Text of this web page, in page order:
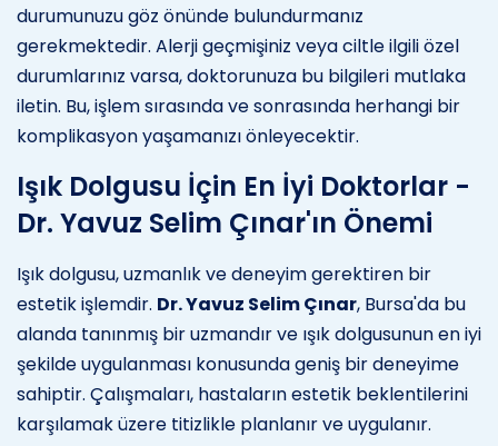
durumunuzu göz önünde bulundurmanız
gerekmektedir. Alerji geçmişiniz veya ciltle ilgili özel
durumlarınız varsa, doktorunuza bu bilgileri mutlaka
iletin. Bu, işlem sırasında ve sonrasında herhangi bir
komplikasyon yaşamanızı önleyecektir.
Işık Dolgusu İçin En İyi Doktorlar -
Dr. Yavuz Selim Çınar'ın Önemi
Işık dolgusu, uzmanlık ve deneyim gerektiren bir
estetik işlemdir. Dr. Yavuz Selim Çınar, Bursa'da bu
alanda tanınmış bir uzmandır ve ışık dolgusunun en iyi
şekilde uygulanması konusunda geniş bir deneyime
sahiptir. Çalışmaları, hastaların estetik beklentilerini
karşılamak üzere titizlikle planlanır ve uygulanır.